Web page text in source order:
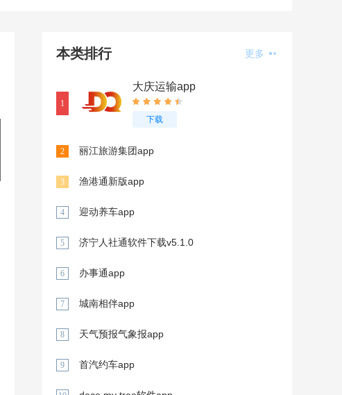
本类排行 更多
1
大庆运输app
下载
2 丽江旅游集团app
3 渔港通新版app
4 迎动养车app
5 济宁人社通软件下载v5.1.0
6 办事通app
7 城南相伴app
8 天气预报气象报app
9 首汽约车app